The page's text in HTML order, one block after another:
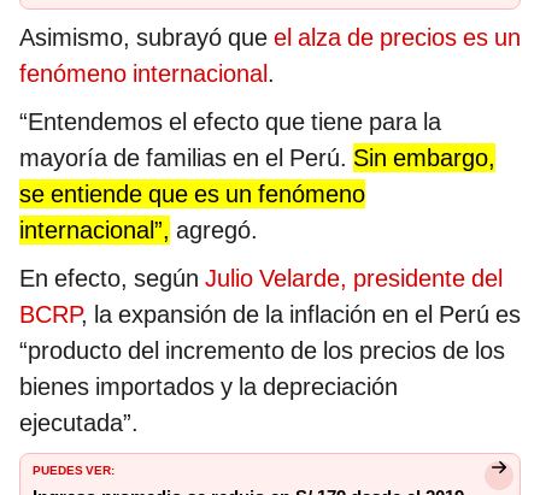
Asimismo, subrayó que el alza de precios es un
fenómeno internacional.
“Entendemos el efecto que tiene para la
mayoría de familias en el Perú. Sin embargo,
se entiende que es un fenómeno
internacional”, agregó.
En efecto, según Julio Velarde, presidente del
BCRP, la expansión de la inflación en el Perú es
“producto del incremento de los precios de los
bienes importados y la depreciación
ejecutada”.
PUEDES VER: